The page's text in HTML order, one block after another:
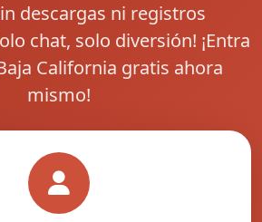
descargas ni registros
chat, solo diversión! ¡Entra
California gratis ahora
mismo!